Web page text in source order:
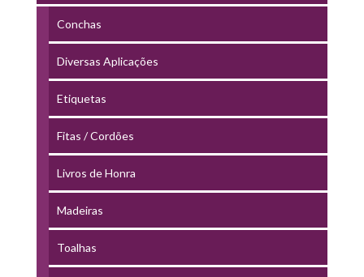
Conchas
Diversas Aplicações
Etiquetas
Fitas / Cordões
Livros de Honra
Madeiras
Toalhas